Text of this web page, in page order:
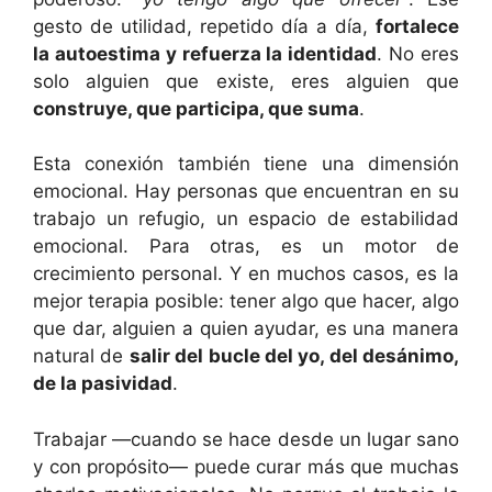
gesto de utilidad, repetido día a día, fortalece
la autoestima y refuerza la identidad. No eres
solo alguien que existe, eres alguien que
construye, que participa, que suma.
Esta conexión también tiene una dimensión
emocional. Hay personas que encuentran en su
trabajo un refugio, un espacio de estabilidad
emocional. Para otras, es un motor de
crecimiento personal. Y en muchos casos, es la
mejor terapia posible: tener algo que hacer, algo
que dar, alguien a quien ayudar, es una manera
natural de salir del bucle del yo, del desánimo,
de la pasividad.
Trabajar —cuando se hace desde un lugar sano
y con propósito— puede curar más que muchas